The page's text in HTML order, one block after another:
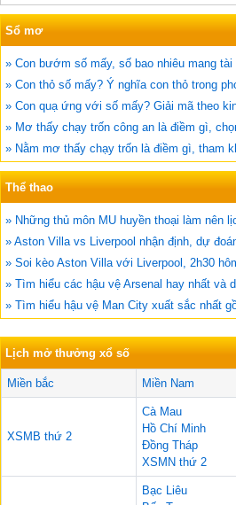
Sổ mơ
» Con bướm số mấy, số bao nhiêu mang tài
» Con thỏ số mấy? Ý nghĩa con thỏ trong
» Con quạ ứng với số mấy? Giải mã theo
» Mơ thấy chạy trốn công an là điềm gì,
» Nằm mơ thấy chạy trốn là điềm gì, tham
Thể thao
» Những thủ môn MU huyền thoại làm nên
» Aston Villa vs Liverpool nhận định, dự
» Soi kèo Aston Villa với Liverpool, 2h30
» Tìm hiểu các hậu vệ Arsenal hay nhất và
» Tìm hiểu hậu vệ Man City xuất sắc nhất
Lịch mở thưởng xổ số
Miền bắc Miền Nam
XSMB thứ 2
Cà Mau
Hồ Chí Minh
Đồng Tháp
XSMN thứ 2
Bạc Liêu